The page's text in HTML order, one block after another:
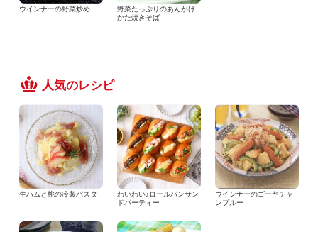
ウインナーの野菜炒め
野菜たっぷりのあんかけ
かた焼きそば
人気のレシピ
生ハムと桃の冷製パスタ
わいわい♪ロールパンサン
ドパーティー
ウインナーのゴーヤチャ
ンプルー